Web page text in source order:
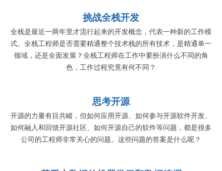
挑战全栈开发
全栈是最近一两年里才流行起来的开发概念，代表一种新的工作模
式。全栈工程师是否需要精通整个技术栈的所有技术，是精通单一
领域，还是全面发展？全栈工程师在工作中要扮演什么不同的角
色，工作过程究竟有何不同？
思考开源
开源的力量有目共睹，但如何应用开源、如何参与开源软件开发、
如何融入和回馈开源社区、如何开源自己的软件等问题，都是很多
公司的工程师非常关心的问题。这些问题的答案是什么呢？